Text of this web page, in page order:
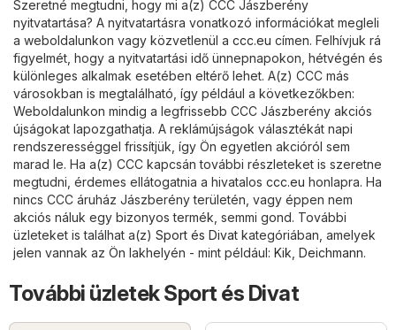
Szeretné megtudni, hogy mi a(z) CCC Jászberény
nyitvatartása? A nyitvatartásra vonatkozó információkat megleli
a weboldalunkon vagy közvetlenül a ccc.eu címen. Felhívjuk rá
figyelmét, hogy a nyitvatartási idő ünnepnapokon, hétvégén és
különleges alkalmak esetében eltérő lehet. A(z) CCC más
városokban is megtalálható, így például a következőkben:
Weboldalunkon mindig a legfrissebb CCC Jászberény akciós
újságokat lapozgathatja. A reklámújságok választékát napi
rendszerességgel frissítjük, így Ön egyetlen akcióról sem
marad le. Ha a(z) CCC kapcsán további részleteket is szeretne
megtudni, érdemes ellátogatnia a hivatalos ccc.eu honlapra. Ha
nincs CCC áruház Jászberény területén, vagy éppen nem
akciós náluk egy bizonyos termék, semmi gond. További
üzleteket is találhat a(z) Sport és Divat kategóriában, amelyek
jelen vannak az Ön lakhelyén - mint például: Kik Deichmann.
További üzletek Sport és Divat